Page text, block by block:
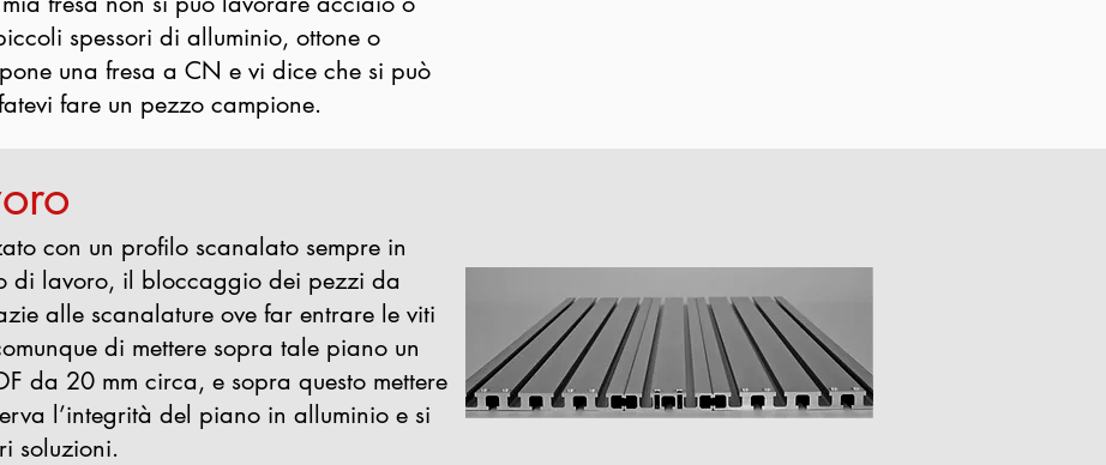
spessori di alluminio, ottone o
una fresa a CN e vi dice che si può
fare un pezzo campione.
con un profilo scanalato sempre in
di lavoro, il bloccaggio dei pezzi da
alle scanalature ove far entrare le viti
di mettere sopra tale piano un
da 20 mm circa, e sopra questo mettere
l’integrità del piano in alluminio e si
soluzioni.